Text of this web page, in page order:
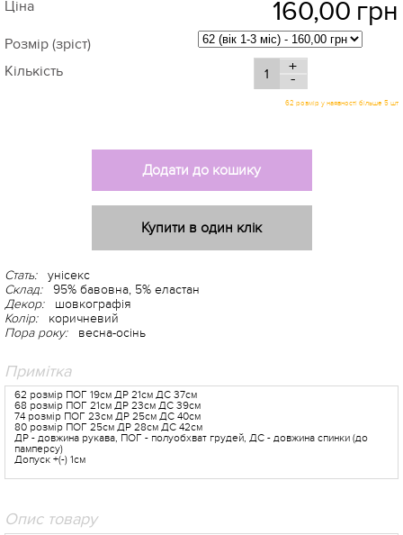
Ціна 160,00 грн
Розмір (зріст)
Кількість
+
-
Додати до кошику
Купити в один клік
Стать: унісекс
Склад: 95% бавовна, 5% еластан
Декор: шовкографія
Колір: коричневий
Пора року: весна-осінь
Примітка
62 розмір ПОГ 19см ДР 21см ДС 37см
68 розмір ПОГ 21см ДР 23см ДС 39см
74 розмір ПОГ 23см ДР 25см ДС 40см
80 розмір ПОГ 25см ДР 28см ДС 42см
ДР - довжина рукава, ПОГ - полуобхват грудей, ДС - довжина спинки (до
памперсу)
Допуск +(-) 1см
Опис товару